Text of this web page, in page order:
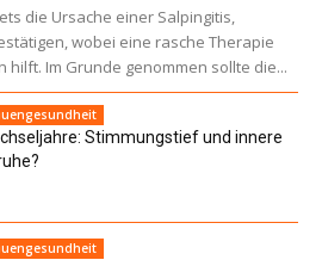
die Ursache einer Salpingitis,
wobei eine rasche Therapie
hilft. Im Grunde genommen sollte die...
Stimmungstief und innere